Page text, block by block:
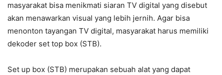
masyarakat bisa menikmati siaran TV digital yang disebut
akan menawarkan visual yang lebih jernih. Agar bisa
menonton tayangan TV digital, masyarakat harus memiliki
dekoder set top box (STB).
Set up box (STB) merupakan sebuah alat yang dapat